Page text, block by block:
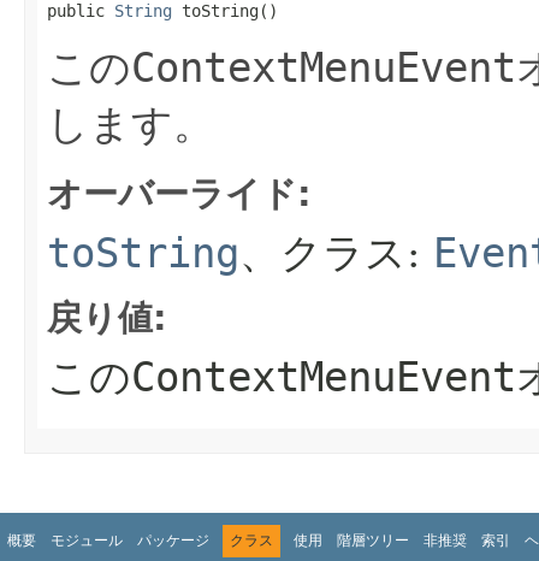
public String toString()
このContextMenuEvent
します。
オーバーライド:
toString、クラス:
戻り値:
このContextMenuEvent
概要 モジュール パッケージ クラス 使用 階層ツリー 非推奨 索引